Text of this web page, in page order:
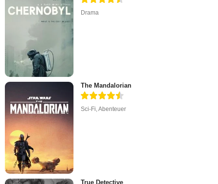
Drama
The Mandalorian
Sci-Fi,Abenteuer
True Detective